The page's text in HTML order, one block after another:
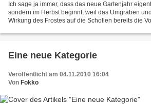
Ich sage ja immer, dass das neue Gartenjahr
sondern im Herbst beginnt, weil das Umgraben
Wirkung des Frostes auf die Schollen bereits die
Eine neue Kategorie
Veröffentlicht am 04.11.2010 16:04
Von Fokko